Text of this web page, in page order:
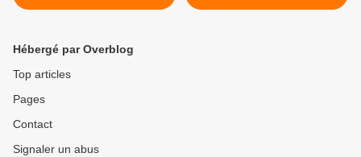
>
Hébergé par Overblog
Top articles
Pages
Contact
Signaler un abus